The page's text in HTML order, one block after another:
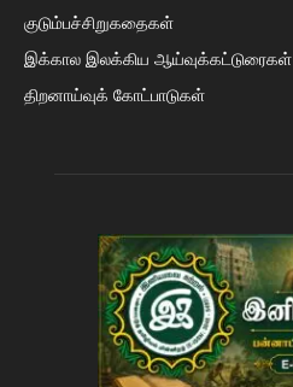
குடும்பச்சிறுகதைகள்
இக்கால இலக்கிய ஆய்வுக்கட்டுரைகள்
திறனாய்வுக் கோட்பாடுகள்